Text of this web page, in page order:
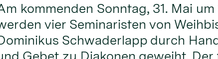
kommenden Sonntag, 31. Mai um
vier Seminaristen von
Schwaderlapp durch
Gebet zu Diakonen geweiht. Der